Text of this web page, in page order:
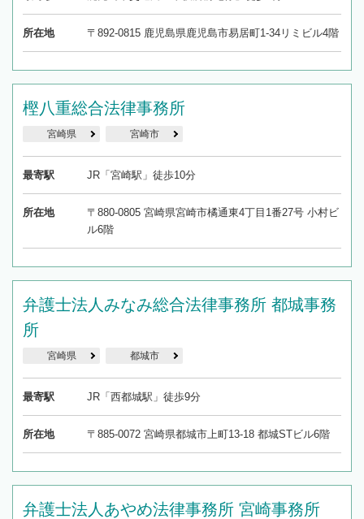
所在地 〒892-0815 鹿児島県鹿児島市易居町1-34リミビル4階
樫八重総合法律事務所
宮崎県 宮崎市
最寄駅 JR「宮崎駅」徒歩10分
所在地
〒880-0805 宮崎県宮崎市橘通東4丁目1番27号 小村ビ
ル6階
弁護士法人みなみ総合法律事務所 都城事務
所
宮崎県 都城市
最寄駅 JR「西都城駅」徒歩9分
所在地 〒885-0072 宮崎県都城市上町13-18 都城STビル6階
弁護士法人あやめ法律事務所 宮崎事務所